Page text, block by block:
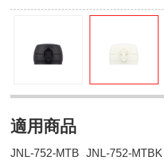
適用商品
JNL-752-MTB JNL-752-MTBK